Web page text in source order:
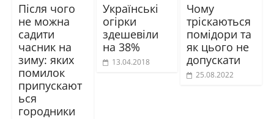
Після чого
не можна
садити
часник на
зиму: яких
помилок
припускают
ься
городники
Українські
огірки
здешевіли
на 38%
13.04.2018
Чому
тріскаються
помідори та
як цього не
допускати
25.08.2022